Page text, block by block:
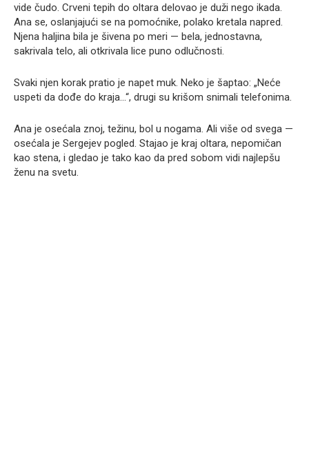
vide čudo. Crveni tepih do oltara delovao je duži nego ikada.
Ana se, oslanjajući se na pomoćnike, polako kretala napred.
Njena haljina bila je šivena po meri — bela, jednostavna,
sakrivala telo, ali otkrivala lice puno odlučnosti.
Svaki njen korak pratio je napet muk. Neko je šaptao: „Neće
uspeti da dođe do kraja…“, drugi su krišom snimali telefonima.
Ana je osećala znoj, težinu, bol u nogama. Ali više od svega —
osećala je Sergejev pogled. Stajao je kraj oltara, nepomičan
kao stena, i gledao je tako kao da pred sobom vidi najlepšu
ženu na svetu.